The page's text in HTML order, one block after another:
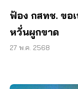
ฟ้อง กสทช. ขอ
หวั่นผูกขาด
27 พ.ค. 2568